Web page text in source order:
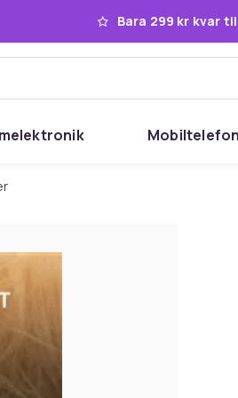
Bara 299 kr kvar